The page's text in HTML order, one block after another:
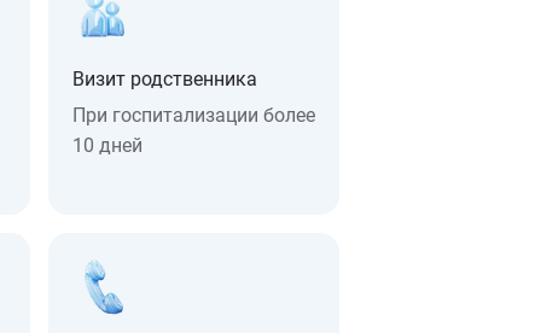
Визит родственника
При госпитализации более
10 дней